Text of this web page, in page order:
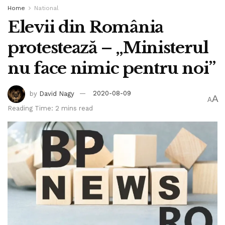
Home National
Elevii din România
protestează – „Ministerul
nu face nimic pentru noi”
by David Nagy
2020-08-09
Reading Time: 2 mins read
AA